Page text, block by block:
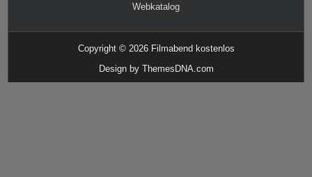
Webkatalog
Copyright © 2026 Filmabend kostenlos
Design by ThemesDNA.com